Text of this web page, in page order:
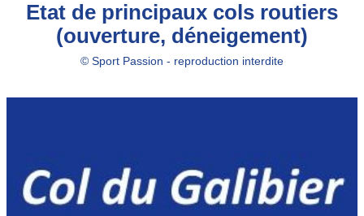
TESTS & REVUES
COMPARATIFS
CONSEILS
SOLDES
Etat de principaux cols routiers
(ouverture, déneigement)
© Sport Passion - reproduction interdite